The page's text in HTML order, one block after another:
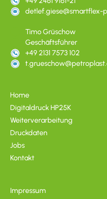
detlef.giese@smartflex-
Timo Grüschow
Geschäftsführer
+49 2131 7573 102
Home
Digitaldruck HP25K
Weiterverarbeitung
Druckdaten
Jobs
Kontakt
Impressum